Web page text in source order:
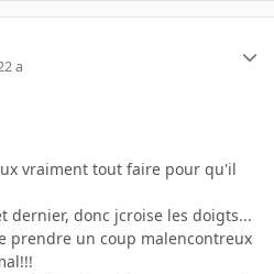
a
vraiment tout faire pour qu'il
dernier, donc jcroise les doigts...
prendre un coup malencontreux